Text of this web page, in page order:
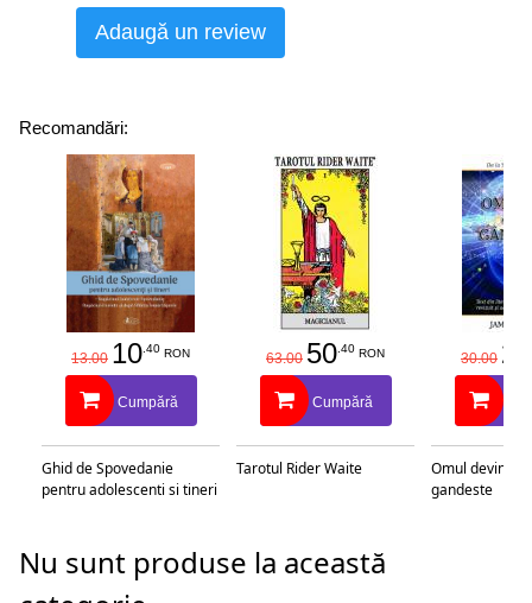
Adaugă un review
Recomandări:
13.00 10.40 RON
Cumpără
Ghid de Spovedanie
pentru adolescenti si tineri
63.00 50.40 RON
Cumpără
Tarotul Rider Waite
30.00 25
Omul devine
gandeste
Nu sunt produse la această